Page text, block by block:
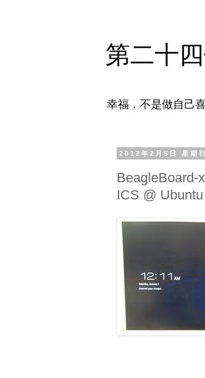
第二十
幸福，不是做自己
2012年2月5日 星期日
BeagleBoard-
ICS @